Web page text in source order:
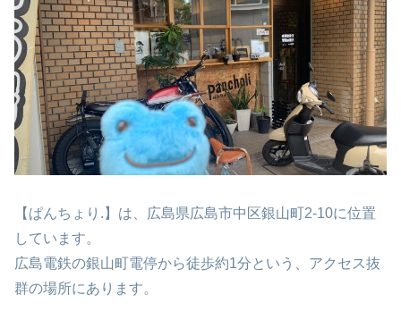
【ぱんちょり.】は、広島県広島市中区銀山町2-10に位置
しています。
広島電鉄の銀山町電停から徒歩約1分という、アクセス抜
群の場所にあります。